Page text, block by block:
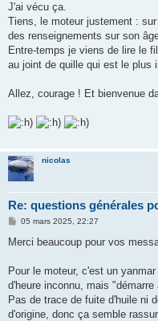
J'ai vécu ça.
Tiens, le moteur justement :
des renseignements sur son
Entre-temps je viens de lire le
au joint de quille qui est le plus
Allez, courage ! Et bienvenue
nicolas
Re: questions générales
M
s
g
05 mars 2025, 22:27
Merci beaucoup pour vos
Pour le moteur, c'est un
d'heure inconnu, mais
Pas de trace de fuite d'huile ni
d'origine, donc ça semble